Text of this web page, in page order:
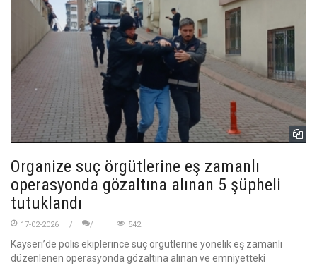
Organize suç örgütlerine eş zamanlı
operasyonda gözaltına alınan 5 şüpheli
tutuklandı
17-02-2026 542
Kayseri’de polis ekiplerince suç örgütlerine yönelik eş zamanlı
düzenlenen operasyonda gözaltına alınan ve emniyetteki